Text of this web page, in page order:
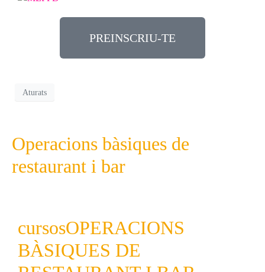
PREINSCRIU-TE
Aturats
Operacions bàsiques de
restaurant i bar
cursosOPERACIONS
BÀSIQUES DE